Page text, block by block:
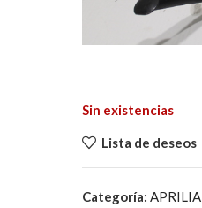
Sin existencias
Lista de deseos
Categoría: APRILIA